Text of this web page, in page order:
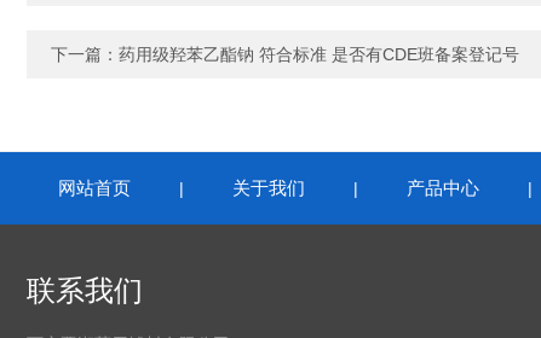
下一篇： 药用级羟苯乙酯钠 符合标准 是否有CDE班备案登记号
网站首页 | 关于我们 | 产品中心 |
联系我们